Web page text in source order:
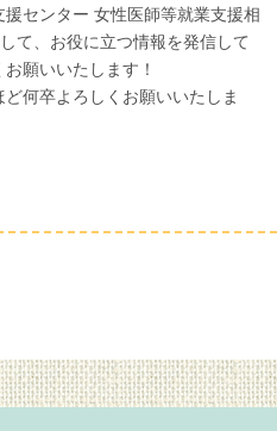
センター 女性医師等就業支援相
て、お役に立つ情報を発信して
願いいたします！
何卒よろしくお願いいたしま